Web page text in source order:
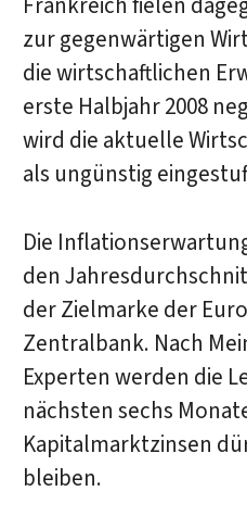
Frankreich fielen
zur gegenwärtigen
die wirtschaftlichen
erste Halbjahr 2008
wird die aktuelle
als ungünstig
Die
den
der Zielmarke der
Zentralbank. Nach
Experten werden die
nächsten sechs
Kapitalmarktzinsen
bleiben.